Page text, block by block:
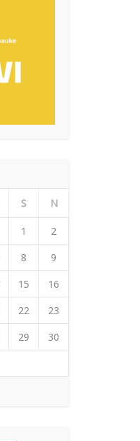
S N
1
2
8
9
15
16
22
23
29
30